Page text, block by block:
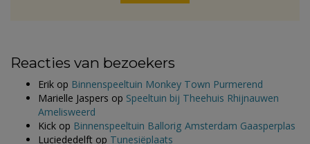
Reacties van bezoekers
Erik op Binnenspeeltuin Monkey Town Purmerend
Marielle Jaspers op Speeltuin bij Theehuis Rhijnauwen
Amelisweerd
Kick op Binnenspeeltuin Ballorig Amsterdam Gaasperplas
Luciededelft op Tunesiëplaats